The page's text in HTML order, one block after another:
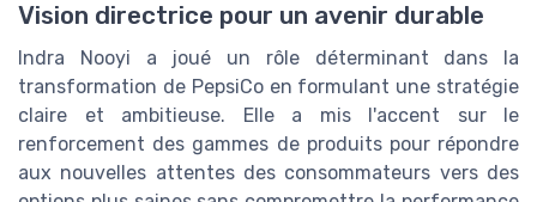
Vision directrice pour un avenir durable
Indra Nooyi a joué un rôle déterminant dans la
transformation de PepsiCo en formulant une stratégie
claire et ambitieuse. Elle a mis l'accent sur le
renforcement des gammes de produits pour répondre
aux nouvelles attentes des consommateurs vers des